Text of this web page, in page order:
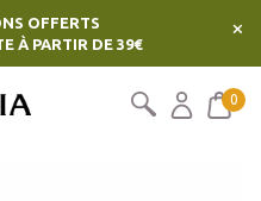
OFFERTS
À PARTIR DE 39€
×
0